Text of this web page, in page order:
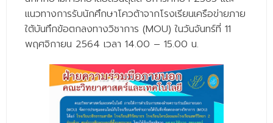
- เทคโนโลยีบัณฑิต
- - เทคโนโลยีสารสนเทศ
- ศูนย์เครื่องมือปฏิบัติการวิทยาศาสตร์
- ศูนย์สิ่งแวดล้อม
แนวทางการรับนักศึกษาโควต้าจากโรงเรียนเครือข่ายภาย
ใต้บันทึกข้อตกลงทางวิชาการ (MOU) ในวันจันทร์ที่ 11
พฤศจิกายน 2564 เวลา 14.00 – 15.00 น.